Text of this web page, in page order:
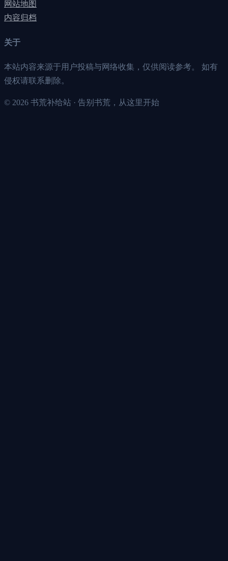
网站地图
内容归档
关于
本站内容来源于用户投稿与网络收集，仅供阅读参考。 如有
侵权请联系删除。
© 2026 书荒补给站 · 告别书荒，从这里开始